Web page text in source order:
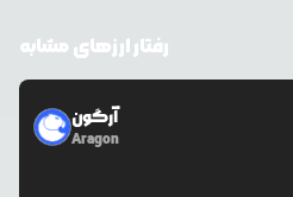
رفتار ارزهای مشابه
آرگون
Aragon